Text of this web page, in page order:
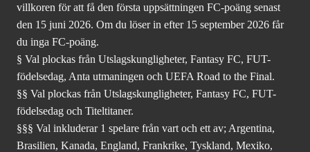
villkoren för att få den första uppsättningen FC-poäng senast
den 15 juni 2026. Om du löser in efter 15 september 2026 får
du inga FC-poäng.
§ Val plockas från Utslagskungligheter, Fantasy FC, FUT-
födelsedag, Anta utmaningen och UEFA Road to the Final.
§§ Val plockas från Utslagskungligheter, Fantasy FC, FUT-
födelsedag och Titeltitaner.
§§§ Val inkluderar 1 spelare från vart och ett av; Argentina,
Brasilien, Kanada, England, Frankrike, Tyskland, Mexiko,